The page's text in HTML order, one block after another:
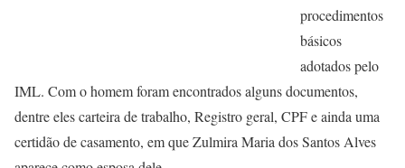
procedimentos
básicos
adotados pelo
IML. Com o homem foram encontrados alguns documentos,
dentre eles carteira de trabalho, Registro geral, CPF e ainda uma
certidão de casamento, em que Zulmira Maria dos Santos Alves